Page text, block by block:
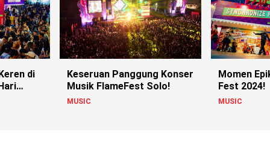
di
Keseruan Panggung Konser
Musik FlameFest Solo!
MUSIC
Momen
Fest 2024!
MUSIC